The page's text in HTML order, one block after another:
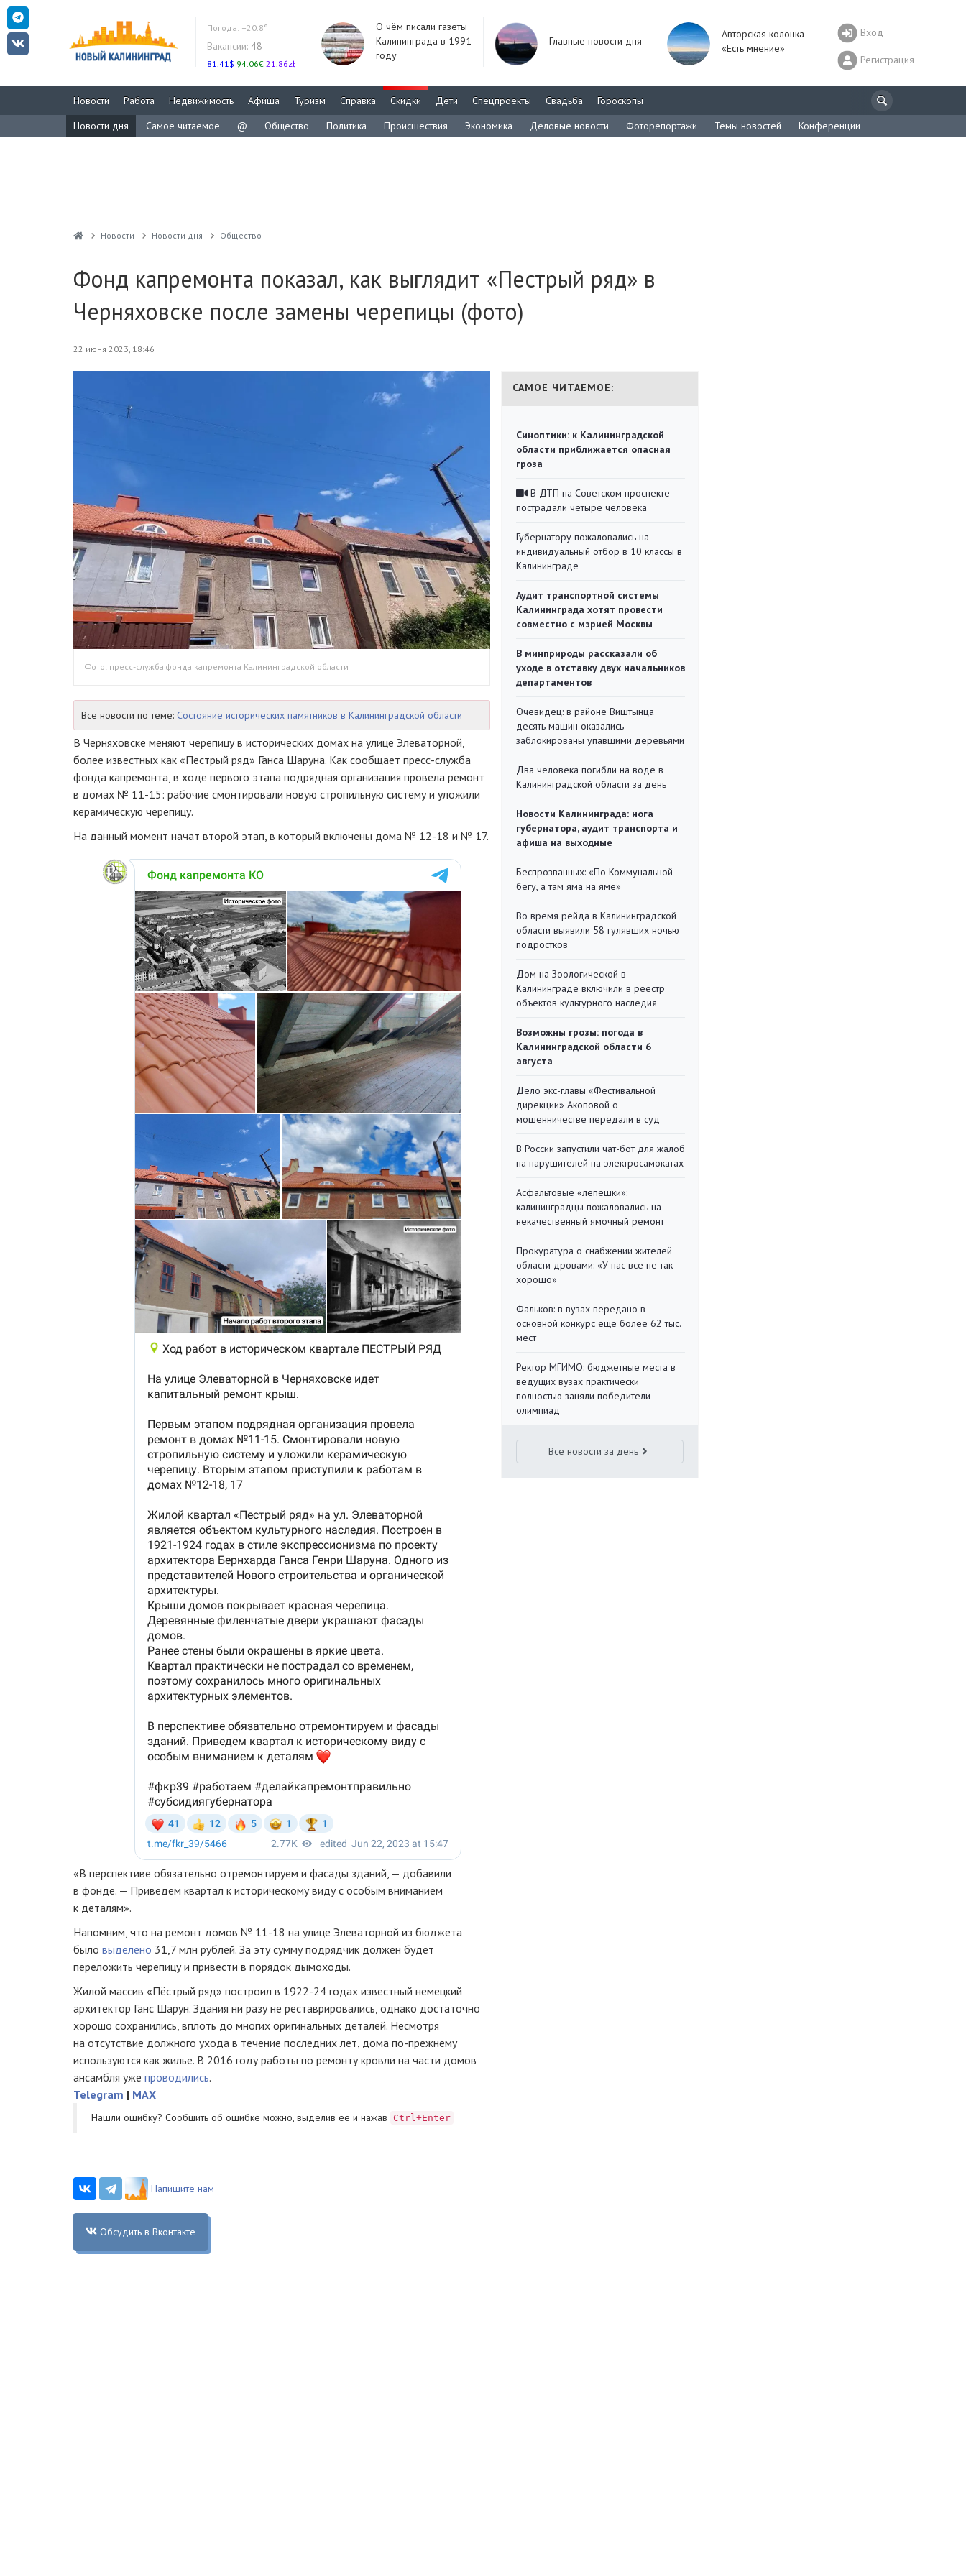
Погода: +20.8°
Вакансии: 48
81.41$ 94.06€ 21.86zł
О чём писали газеты
Калининграда в 1991
году
Главные новости дня
Авторская колонка
«Есть мнение»
Вход
Регистрация
Новости Работа Недвижимость Афиша Туризм Справка Скидки Дети Спецпроекты Свадьба
Гороскопы
Новости дня
Самое читаемое @ Общество Политика Происшествия Экономика Деловые новости Фоторепортажи Темы новостей Конференции
Новости Новости дня Общество
Фонд капремонта показал, как выглядит «Пестрый ряд» в
Черняховске после замены черепицы (фото)
22 июня 2023, 18:46
Фото: пресс-служба фонда капремонта Калининградской области
Все новости по теме: Состояние исторических памятников в Калининградской области
В Черняховске меняют черепицу в исторических домах на улице Элеваторной,
более известных как «Пестрый ряд» Ганса Шаруна. Как сообщает пресс-служба
фонда капремонта, в ходе первого этапа подрядная организация провела ремонт
в домах № 11-15: рабочие смонтировали новую стропильную систему и уложили
керамическую черепицу.
На данный момент начат второй этап, в который включены дома № 12-18 и № 17.
«В перспективе обязательно отремонтируем и фасады зданий, — добавили
в фонде. — Приведем квартал к историческому виду с особым вниманием
к деталям».
Напомним, что на ремонт домов № 11-18 на улице Элеваторной из бюджета
было выделено 31,7 млн рублей. За эту сумму подрядчик должен будет
переложить черепицу и привести в порядок дымоходы.
Жилой массив «Пёстрый ряд» построил в 1922-24 годах известный немецкий
архитектор Ганс Шарун. Здания ни разу не реставрировались, однако достаточно
хорошо сохранились, вплоть до многих оригинальных деталей. Несмотря
на отсутствие должного ухода в течение последних лет, дома по-прежнему
используются как жилье. В 2016 году работы по ремонту кровли на части домов
ансамбля уже проводились.
Telegram | MAX
Нашли ошибку? Cообщить об ошибке можно, выделив ее и нажав Ctrl+Enter
Напишите нам
Обсудить в Вконтакте
САМОЕ ЧИТАЕМОЕ:
Синоптики: к Калининградской
области приближается опасная
гроза
В ДТП на Советском проспекте
пострадали четыре человека
Губернатору пожаловались на
индивидуальный отбор в 10 классы в
Калининграде
Аудит транспортной системы
Калининграда хотят провести
совместно с мэрией Москвы
В минприроды рассказали об
уходе в отставку двух начальников
департаментов
Очевидец: в районе Виштынца
десять машин оказались
заблокированы упавшими деревьями
Два человека погибли на воде в
Калининградской области за день
Новости Калининграда: нога
губернатора, аудит транспорта и
афиша на выходные
Беспрозванных: «По Коммунальной
бегу, а там яма на яме»
Во время рейда в Калининградской
области выявили 58 гулявших ночью
подростков
Дом на Зоологической в
Калининграде включили в реестр
объектов культурного наследия
Возможны грозы: погода в
Калининградской области 6
августа
Дело экс-главы «Фестивальной
дирекции» Акоповой о
мошенничестве передали в суд
В России запустили чат-бот для жалоб
на нарушителей на электросамокатах
Асфальтовые «лепешки»:
калининградцы пожаловались на
некачественный ямочный ремонт
Прокуратура о снабжении жителей
области дровами: «У нас все не так
хорошо»
Фальков: в вузах передано в
основной конкурс ещё более 62 тыс.
мест
Ректор МГИМО: бюджетные места в
ведущих вузах практически
полностью заняли победители
олимпиад
Все новости за день